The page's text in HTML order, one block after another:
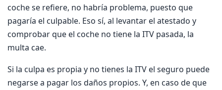
coche se refiere, no habría problema, puesto que
pagaría el culpable. Eso sí, al levantar el atestado y
comprobar que el coche no tiene la ITV pasada, la
multa cae.
Si la culpa es propia y no tienes la ITV el seguro puede
negarse a pagar los daños propios. Y, en caso de que